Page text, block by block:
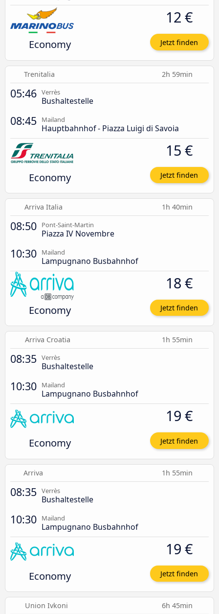
Economy
12 €
Jetzt finden
Trenitalia 2h 59min
05:46 Verrès
Bushaltestelle
08:45 Mailand
Hauptbahnhof - Piazza Luigi di Savoia
Economy
15 €
Jetzt finden
Arriva Italia 1h 40min
08:50 Pont-Saint-Martin
Piazza IV Novembre
10:30 Mailand
Lampugnano Busbahnhof
Economy
18 €
Jetzt finden
Arriva Croatia 1h 55min
08:35 Verrès
Bushaltestelle
10:30 Mailand
Lampugnano Busbahnhof
Economy
19 €
Jetzt finden
Arriva 1h 55min
08:35 Verrès
Bushaltestelle
10:30 Mailand
Lampugnano Busbahnhof
Economy
19 €
Jetzt finden
Union Ivkoni 6h 45min